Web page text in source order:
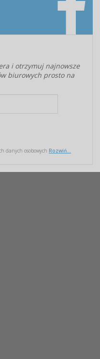
i otrzymuj najnowsze
biurowych prosto na
danych osobowych Rozwiń...